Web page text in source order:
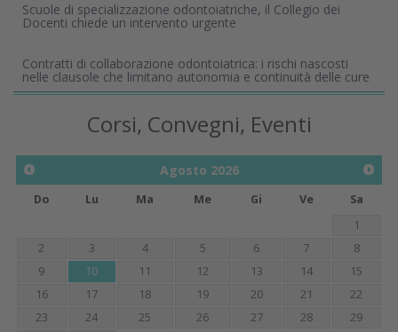
Scuole di specializzazione odontoiatriche, il Collegio dei
Docenti chiede un intervento urgente
Contratti di collaborazione odontoiatrica: i rischi nascosti
nelle clausole che limitano autonomia e continuità delle cure
Corsi, Convegni, Eventi
Agosto 2026
Do Lu Ma Me Gi Ve
Sa
1
2
3 4 5 6 7
8
9
10 11 12 13 14
15
16
17 18 19 20 21
22
23
24 25 26 27 28
29